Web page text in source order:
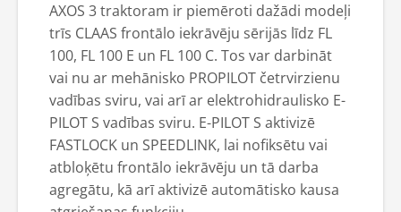
AXOS 3 traktoram ir piemēroti dažādi modeļi
trīs CLAAS frontālo iekrāvēju sērijās līdz FL
100, FL 100 E un FL 100 C. Tos var darbināt
vai nu ar mehānisko PROPILOT četrvirzienu
vadības sviru, vai arī ar elektrohidraulisko E-
PILOT S vadības sviru. E-PILOT S aktivizē
FASTLOCK un SPEEDLINK, lai nofiksētu vai
atbloķētu frontālo iekrāvēju un tā darba
agregātu, kā arī aktivizē automātisko kausa